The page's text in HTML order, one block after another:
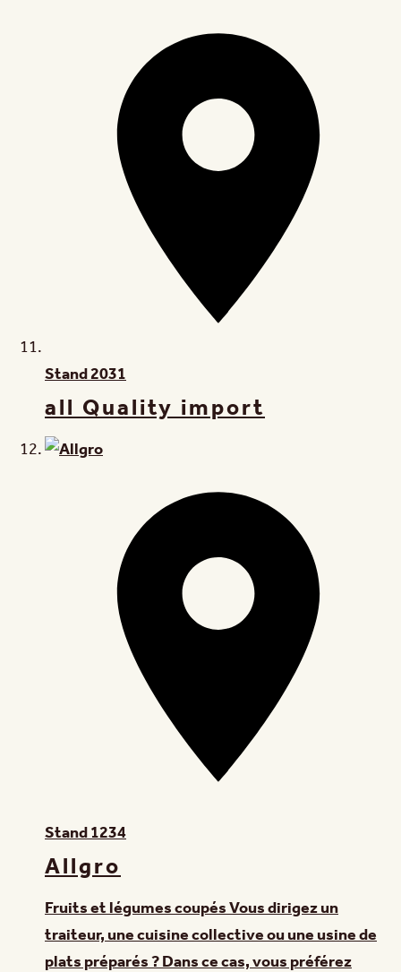
Stand2031
all Quality import
Stand1234
Allgro
Fruits et légumes coupés Vous dirigez un
traiteur, une cuisine collective ou une usine de
plats préparés ? Dans ce cas, vous préférez